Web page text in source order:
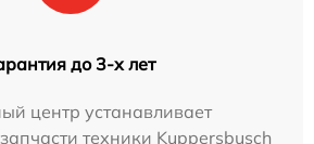
до 3-х лет
центр устанавливает
техники Kuppersbusch